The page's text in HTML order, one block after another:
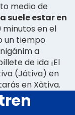
medio de
suele estar en
minutos en el
un tiempo
a
de ida ¡El
(Játiva) en
en Xàtiva.